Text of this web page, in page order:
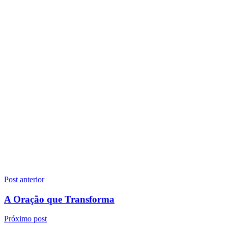
Navegação
de
Post anterior
A Oração que Transforma
Próximo post